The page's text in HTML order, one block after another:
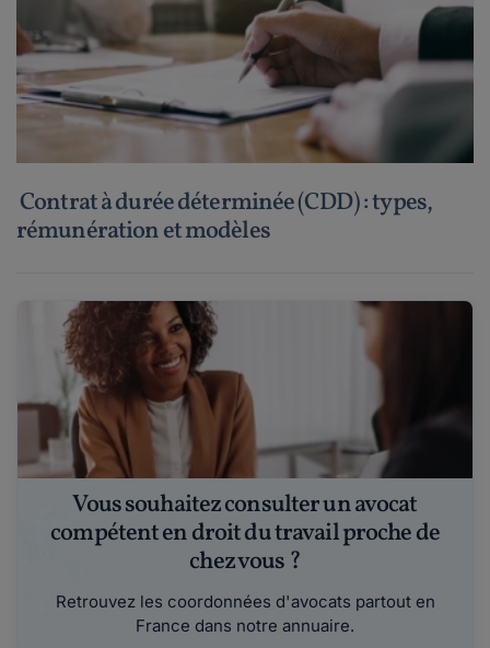
Contrat à durée déterminée (CDD) : types,
rémunération et modèles
Vous souhaitez consulter un avocat
compétent en droit du travail proche de
chez vous ?
Retrouvez les coordonnées d'avocats partout en
France dans notre annuaire.